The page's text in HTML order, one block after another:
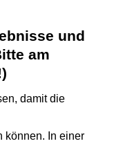
und
am
damit die
können. In einer